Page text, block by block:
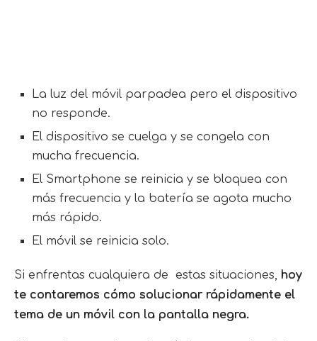
La luz del móvil parpadea pero el dispositivo
no responde.
El dispositivo se cuelga y se congela con
mucha frecuencia.
El Smartphone se reinicia y se bloquea con
más frecuencia y la batería se agota mucho
más rápido.
El móvil se reinicia solo.
Si enfrentas cualquiera de estas situaciones, hoy
te contaremos cómo solucionar rápidamente el
tema de un móvil con la pantalla negra.